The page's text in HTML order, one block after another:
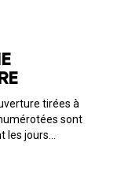
tirées à
sont
les jours